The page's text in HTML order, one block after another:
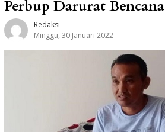
Perbup Darurat Bencana
Redaksi
Minggu, 30 Januari 2022